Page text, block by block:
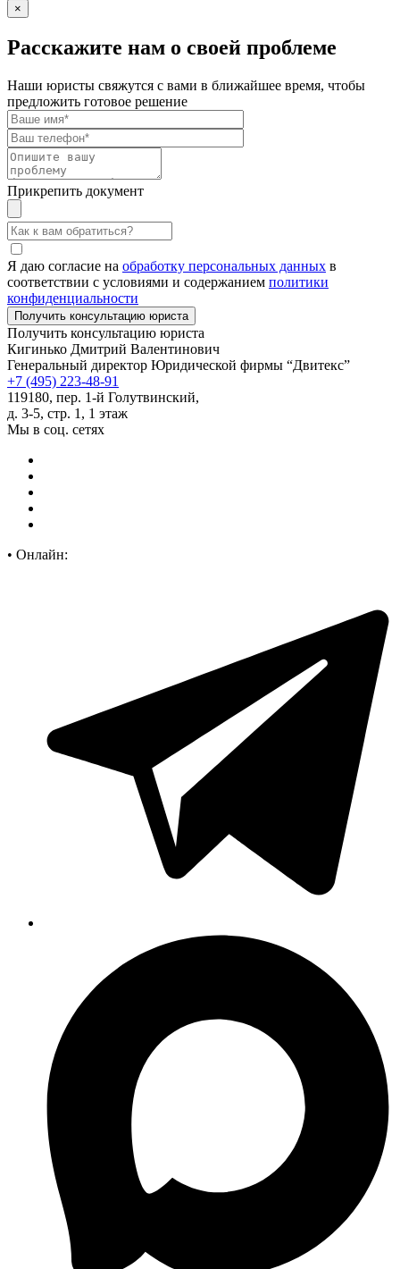
×
Расскажите нам о своей проблеме
Наши юристы свяжутся с вами в ближайшее время, чтобы
предложить готовое решение
Прикрепить документ
Я даю согласие на обработку персональных данных в
соответствии с условиями и содержанием политики
конфиденциальности
Получить консультацию юриста
Кигинько Дмитрий Валентинович
Генеральный директор Юридической фирмы “Двитекс”
+7 (495) 223-48-91
119180, пер. 1-й Голутвинский,
д. 3-5, стр. 1, 1 этаж
Мы в соц. сетях
• Онлайн: